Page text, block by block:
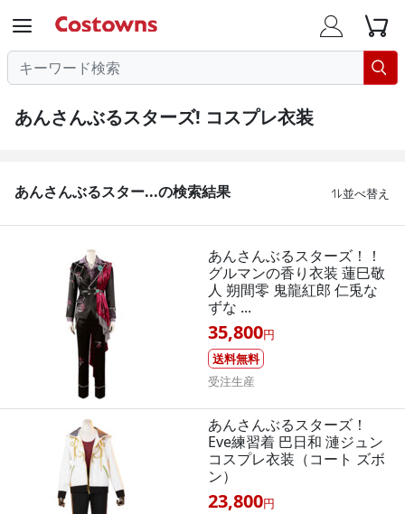
  

あんさんぶるスターズ! コスプレ衣装
あんさんぶるスター...の検索結果 並べ替え
あんさんぶるスターズ！！
グルマンの香り衣装 蓮巳敬
人 朔間零 鬼龍紅郎 仁兎な
ずな ...
35,800円
送料無料
受注生産
あんさんぶるスターズ！
Eve練習着 巴日和 漣ジュン
コスプレ衣装（コート ズボ
ン）
23,800円